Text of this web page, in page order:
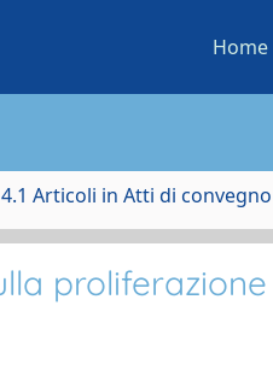
Home
4.1 Articoli in Atti di convegno
proliferazione